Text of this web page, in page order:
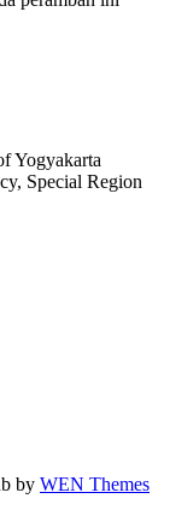
Yogyakarta
Special Region
by WEN Themes